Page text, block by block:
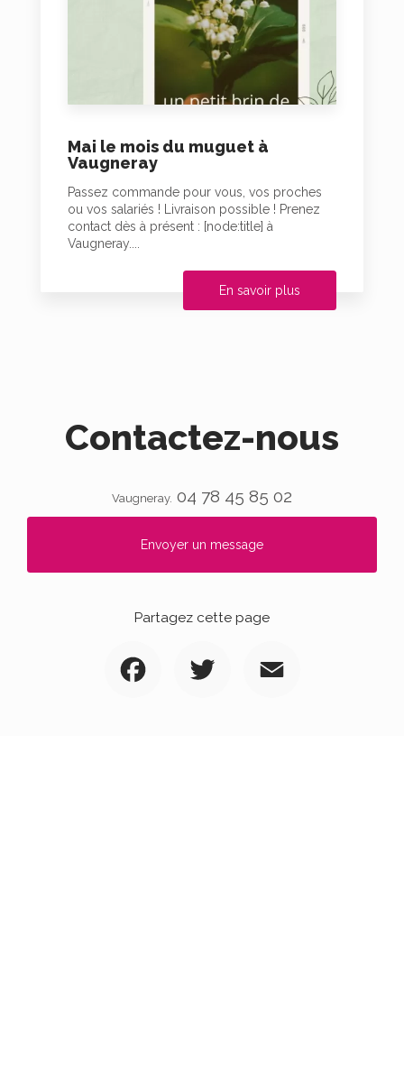
Mai le mois du muguet à
Vaugneray
Passez commande pour vous, vos proches
ou vos salariés ! Livraison possible ! Prenez
contact dès à présent : [node:title] à
Vaugneray....
En savoir plus
Contactez-nous
Vaugneray. 04 78 45 85 02
Envoyer un message
Partagez cette page